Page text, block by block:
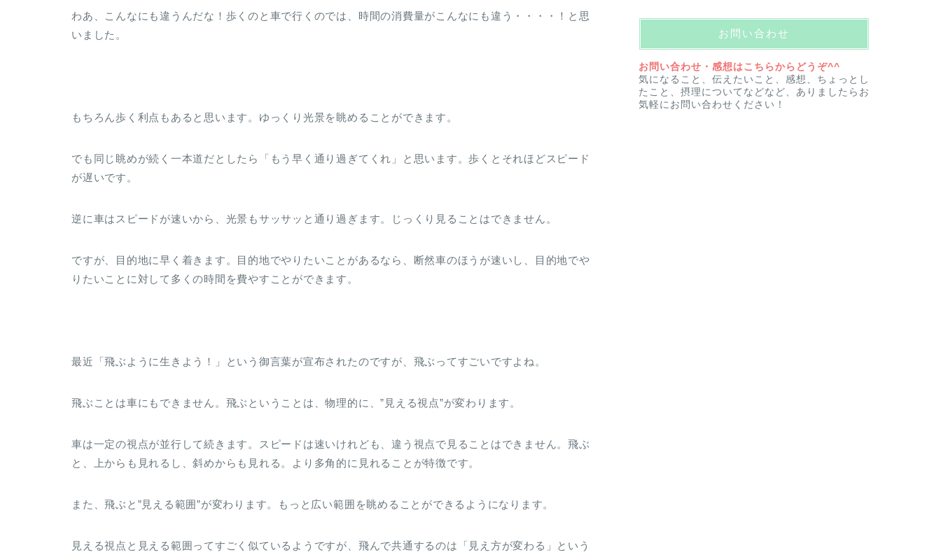
わあ、こんなにも違うんだな！歩くのと車で行くのでは、時間の消費量がこんなにも違う・・・・！と思
いました。
もちろん歩く利点もあると思います。ゆっくり光景を眺めることができます。
でも同じ眺めが続く一本道だとしたら「もう早く通り過ぎてくれ」と思います。歩くとそれほどスピード
が遅いです。
逆に車はスピードが速いから、光景もサッサッと通り過ぎます。じっくり見ることはできません。
ですが、目的地に早く着きます。目的地でやりたいことがあるなら、断然車のほうが速いし、目的地でや
りたいことに対して多くの時間を費やすことができます。
最近「飛ぶように生きよう！」という御言葉が宣布されたのですが、飛ぶってすごいですよね。
飛ぶことは車にもできません。飛ぶということは、物理的に、”見える視点”が変わります。
車は一定の視点が並行して続きます。スピードは速いけれども、違う視点で見ることはできません。飛ぶ
と、上からも見れるし、斜めからも見れる。より多角的に見れることが特徴です。
また、飛ぶと”見える範囲”が変わります。もっと広い範囲を眺めることができるようになります。
見える視点と見える範囲ってすごく似ているようですが、飛んで共通するのは「見え方が変わる」という
お問い合わせ
お問い合わせ・感想はこちらからどうぞ^^
気になること、伝えたいこと、感想、ちょっとし
たこと、摂理についてなどなど、ありましたらお
気軽にお問い合わせください！